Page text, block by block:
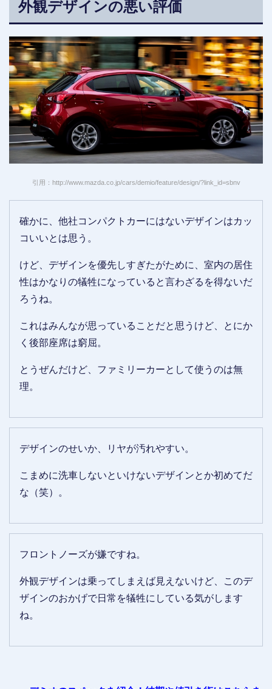
外観デザインの悪い評価
引用：http://www.mazda.co.jp/cars/demio/feature/design/?link_id=sbnv
確かに、他社コンパクトカーにはないデザインはカッ
コいいとは思う。
けど、デザインを優先しすぎたがために、室内の居住
性はかなりの犠牲になっていると言わざるを得ないだ
ろうね。
これはみんなが思っていることだと思うけど、とにか
く後部座席は窮屈。
とうぜんだけど、ファミリーカーとして使うのは無
理。
デザインのせいか、リヤが汚れやすい。
こまめに洗車しないといけないデザインとか初めてだ
な（笑）。
フロントノーズが嫌ですね。
外観デザインは乗ってしまえば見えないけど、このデ
ザインのおかげで日常を犠牲にしている気がします
ね。